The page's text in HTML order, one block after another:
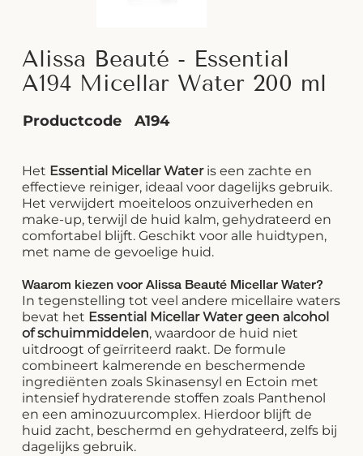
Alissa Beauté - Essential
A194 Micellar Water 200 ml
Productcode A194
Het Essential Micellar Wateris een zachte en
effectieve reiniger, ideaal voor dagelijks gebruik.
Het verwijdert moeiteloos onzuiverheden en
make-up, terwijl de huid kalm, gehydrateerd en
comfortabel blijft. Geschikt voor alle huidtypen,
met name de gevoelige huid.
Waarom kiezen voor Alissa Beauté Micellar Water?
In tegenstelling tot veel andere micellaire waters
bevat het Essential Micellar Water geen alcohol
of schuimmiddelen, waardoor de huid niet
uitdroogt of geïrriteerd raakt. De formule
combineert kalmerende en beschermende
ingrediënten zoals Skinasensyl en Ectoin met
intensief hydraterende stoffen zoals Panthenol
en een aminozuurcomplex. Hierdoor blijft de
huid zacht, beschermd en gehydrateerd, zelfs bij
dagelijks gebruik.